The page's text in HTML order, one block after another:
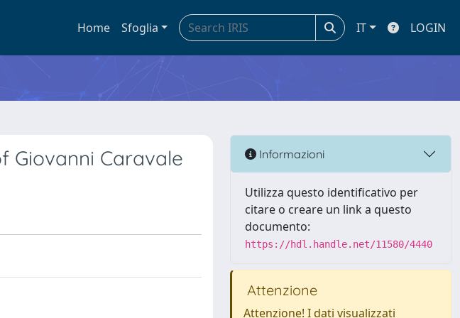
Home Sfoglia IT LOGIN
Giovanni Caravale Informazioni
Utilizza questo identificativo per
citare o creare un link a questo
documento:
https://hdl.handle.net/11580/4440
Attenzione
Attenzione! I dati visualizzati